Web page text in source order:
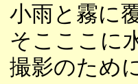
小雨と霧に
そこここに
撮影のため